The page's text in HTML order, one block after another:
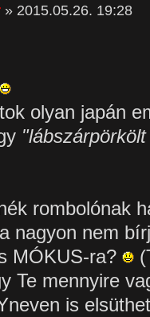
» 2015.05.26. 19:28
olyan japán
rombolónak
nagyon nem
MÓKUS-ra?
Te mennyire
is